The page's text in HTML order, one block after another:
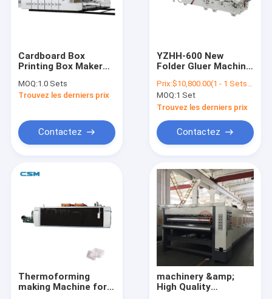
Cardboard Box
Printing Box Maker
Two Color Printer
Case Maker Cartonn
Gluer
MOQ:1.0 Sets
Trouvez les derniers prix
Contactez
YZHH-600 New
Folder Gluer Machine
Machine Garment
Shops Machine
2021made in China
Prix:$10,800.00(1 - 1 Sets) $10,500.00(2 - 2 Sets) $10,300.00(>=3 Sets)
MOQ:1 Set
Trouvez les derniers prix
Contactez
Thermoforming
making Machine for
machinery &amp;
High Quality